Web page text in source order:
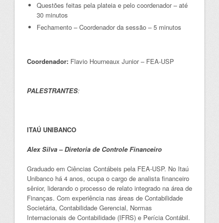
Questões feitas pela plateia e pelo coordenador – até
30 minutos
Fechamento – Coordenador da sessão – 5 minutos
Coordenador: Flavio Hourneaux Junior – FEA-USP
PALESTRANTES:
ITAÚ UNIBANCO
Alex Silva – Diretoria de Controle Financeiro
Graduado em Ciências Contábeis pela FEA-USP. No Itaú
Unibanco há 4 anos, ocupa o cargo de analista financeiro
sênior, liderando o processo de relato integrado na área de
Finanças. Com experiência nas áreas de Contabilidade
Societária, Contabilidade Gerencial, Normas
Internacionais de Contabilidade (IFRS) e Perícia Contábil.